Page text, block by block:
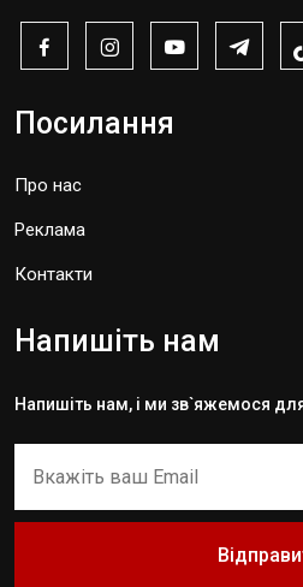
Посилання
Про нас
Реклама
Контакти
Напишіть нам
Напишіть нам, і ми зв`яжемося